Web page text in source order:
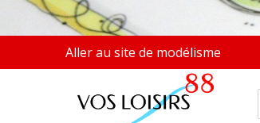
Aller au site de modélisme